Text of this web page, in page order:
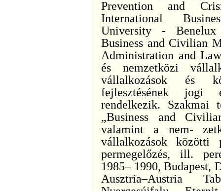
Prevention and
International
University -
Business and Civilian
Administration and
és nemzetközi
vállalkozások és
fejlesztésének jogi
rendelkezik. Szakmai
„Business and
valamint a nem-
vállalkozások közötti
permegelőzés, ill.
1985– 1990, Budapest,
Ausztria–Austria